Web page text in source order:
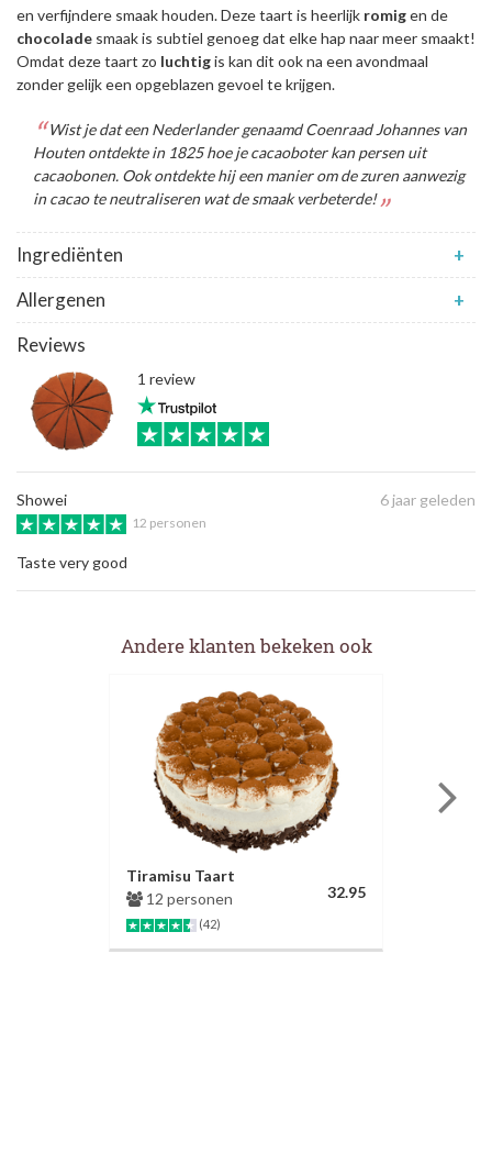
en verfijndere smaak houden. Deze taart is heerlijk romigen de
chocolade smaak is subtiel genoeg dat elke hap naar meer smaakt!
Omdat deze taart zo luchtigis kan dit ook na een avondmaal
zonder gelijk een opgeblazen gevoel te krijgen.
Ingrediënten
+
Allergenen
+
Wist je dat een Nederlander genaamd Coenraad Johannes van
Houten ontdekte in 1825 hoe je cacaoboter kan persen uit
cacaobonen. Ook ontdekte hij een manier om de zuren aanwezig
in cacao te neutraliseren wat de smaak verbeterde!
Reviews
1 review
Showei 6 jaar geleden
12 personen
Taste very good
Andere klanten bekeken ook
Tiramisu Taart
12 personen
(42)
32.95